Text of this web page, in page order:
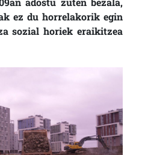
ez du horrelakorik egin
sozial horiek eraikitzea